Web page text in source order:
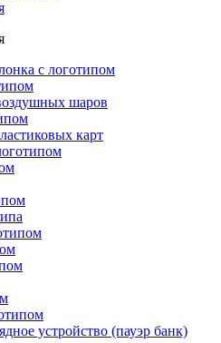
с логотипом
шаров
карт
устройство (пауэр банк)